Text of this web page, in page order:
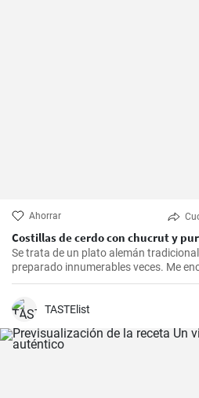
Ahorrar
Costillas de cerdo con chucrut y
Se trata de un plato alemán
preparado innumerables veces. Me
Kassler combinado con el chucrut
es un delicioso plato reconfortante en
TASTElist